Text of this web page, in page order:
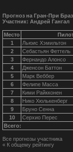
Прогноз на Гран-При
Участник: Андрей Гангал
Место
1
Льюис Хэмильтон
2
Себастьян Феттель
3
Фернандо Алонсо
4
Дженсон Баттон
5
Марк Веббер
6
Фелипе Масса
7
Кими Райкконен
8
Нико Хюлькенберг
9
Бруно Сенна
10
Серхио Перес
Всего:
Все прогнозы участника
« К общему рейтингу